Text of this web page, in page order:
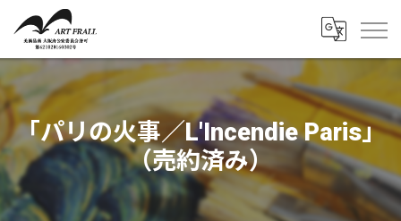
「パリの火事／L'Incendie Paris」
（売約済み）